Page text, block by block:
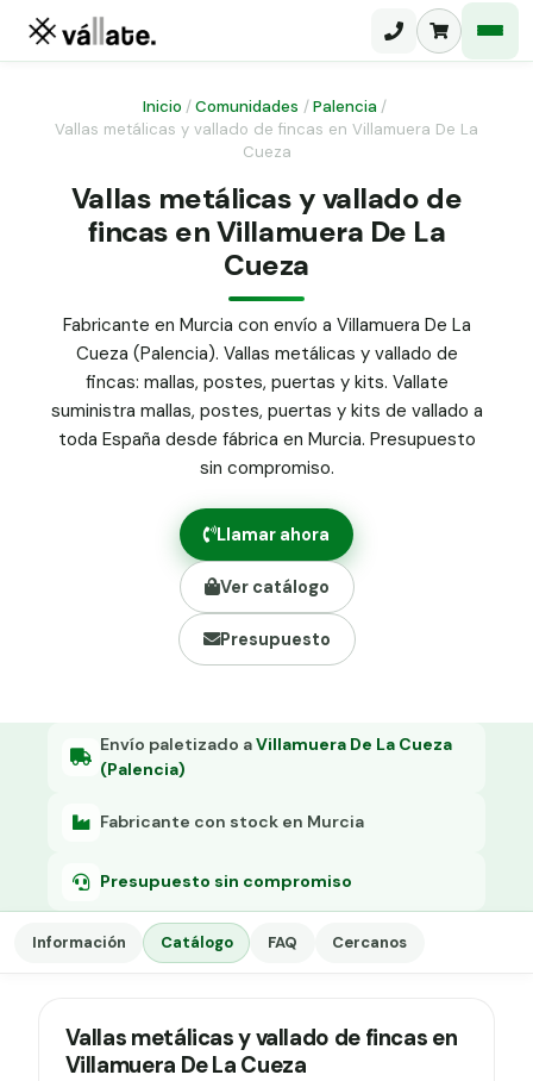
Malla electrosoldada
Malla ganadera
Malla simple torsión
Malla triple torsión
Panel malla H.
Puerta abatible dos hojas
Puerta acceso peatonal
Poste malla Hércules
Poste malla simple torsión
Alambre de espino galvanizado
Alambre liso galvanizado
Malla ocultación 70 g/m² verde
Grapa malla H.
Grapadora
Grapas a-18
Inicio /Comunidades / Palencia /
Vallas metálicas y vallado de fincas en Villamuera De La
Cueza
Vallas metálicas y vallado de
fincas en Villamuera De La
Cueza
Fabricante en Murcia con envío a Villamuera De La
Cueza (Palencia). Vallas metálicas y vallado de
fincas: mallas, postes, puertas y kits. Vallate
suministra mallas, postes, puertas y kits de vallado a
toda España desde fábrica en Murcia. Presupuesto
sin compromiso.
Llamar ahora
Ver catálogo
Presupuesto
Envío paletizado aVillamuera De La Cueza
(Palencia)
Fabricante con stock en Murcia
Presupuesto sin compromiso
Información Catálogo FAQ Cercanos
Vallas metálicas y vallado de fincas en
Villamuera De La Cueza